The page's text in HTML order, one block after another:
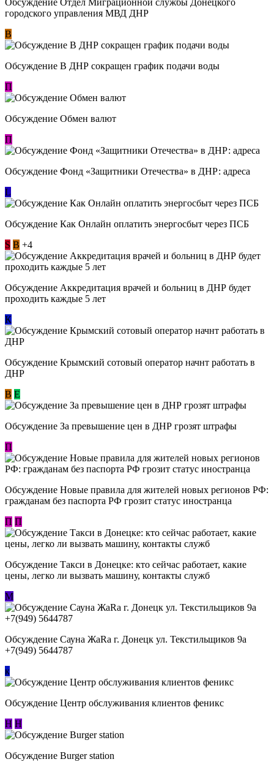
городского управления МВД ДНР
В
Обсуждение В ДНР сокращен график подачи воды
П
Обсуждение Обмен валют
П
Обсуждение Фонд «Защитники Отечества» в ДНР: адреса
L
Обсуждение ​Как Онлайн оплатить энергосбыт через ПСБ
S В +4
Обсуждение Аккредитация врачей и больниц в ДНР будет
проходить каждые 5 лет
К
Обсуждение Крымский сотовый оператор начнт работать в
ДНР
В E
Обсуждение За превышение цен в ДНР грозят штрафы
П
Обсуждение Новые правила для жителей новых регионов РФ:
гражданам без паспорта РФ грозит статус иностранца
П П
Обсуждение ​Такси в Донецке: кто сейчас работает, какие
цены, легко ли вызвать машину, контакты служб
М
Обсуждение Сауна ЖаRa г. Донецк ул. Текстильщиков 9а
+7(949) 5644787
к
Обсуждение Центр обслуживания клиентов феникс
Н Н
Обсуждение Burger station